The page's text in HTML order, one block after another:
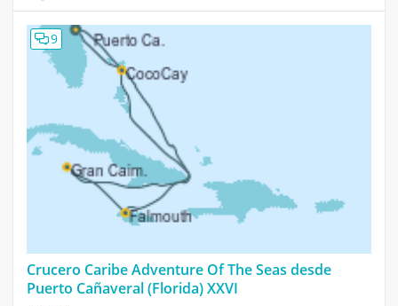
9
Crucero Caribe Adventure Of The Seas desde
Puerto Cañaveral (Florida) XXVI